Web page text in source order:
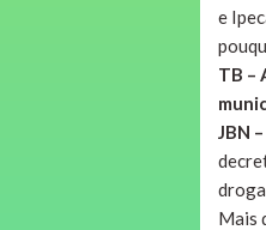
e
TB –
JBN –
Mais